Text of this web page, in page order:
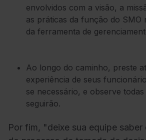
envolvidos com a visão, a
as práticas da função do SMO
da ferramenta de
Ao longo do caminho, preste
experiência de seus
se necessário, e observe
seguirão.
Por fim, "deixe sua equipe